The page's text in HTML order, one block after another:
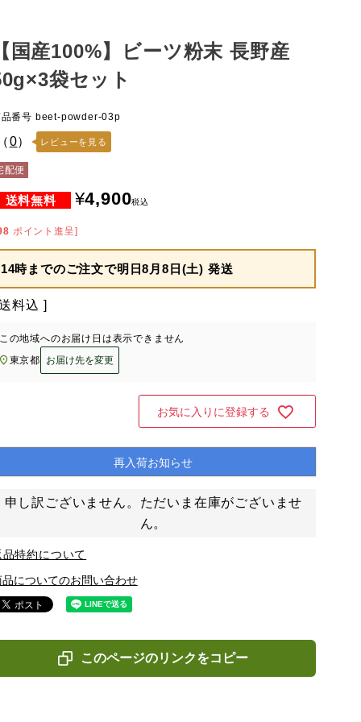
国産100%】ビーツ粉末 長野産
袋セット
番号 beet-powder-03p
0） レビューを見る
配便
¥4,900税込
ポイント進呈]
14時までのご注文で明日8月8日(土) 発送
料込
の地域へのお届け日は表示できません
東京都
お届け先を変更
お気に入りに登録する
再入荷お知らせ
申し訳ございません。ただいま在庫がございませ
ん。
品特約について
品についてのお問い合わせ
このページのリンクをコピー